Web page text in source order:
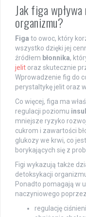
Jak figa
organizmu?
Figa to owoc, który
wszystko dzięki jej
źródłem błonnika,
jelit oraz skutecznie
Wprowadzenie fig do
perystaltykę jelit oraz
Co więcej, figa ma
regulacji poziomu
mniejsze ryzyko
cukrom i zawartości
glukozy we krwi, co
borykających się z
Figi wykazują także
detoksykacji
Ponadto pomagają w
naczyniowego
regulację